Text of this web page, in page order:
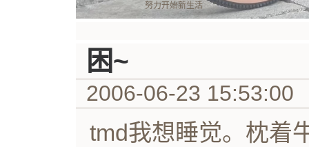
努力开始新生活
困~
2006-06-23 15:53:00
tmd我想睡觉。枕着